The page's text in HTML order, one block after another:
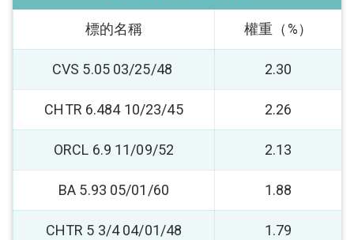
標的名稱 權重（%）
CVS 5.05 03/25/48 2.30
CHTR 6.484 10/23/45 2.26
ORCL 6.9 11/09/52 2.13
BA 5.93 05/01/60 1.88
CHTR 5 3/4 04/01/48 1.79